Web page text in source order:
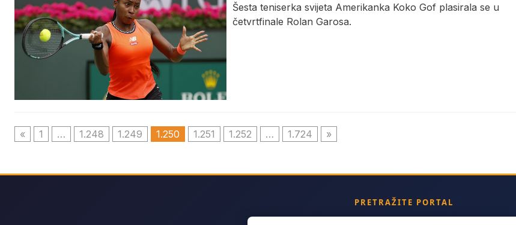
Šesta teniserka svijeta Amerikanka Koko Gof plasirala se u
četvrtfinale Rolan Garosa.
« 1 … 1.248 1.249 1.250 1.251 1.252 … 1.724 »
PRETRAŽITE PORTAL